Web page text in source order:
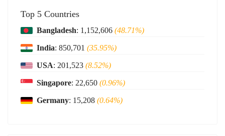
Top 5 Countries
Bangladesh: 1,152,606 (48.71%)
India: 850,701 (35.95%)
USA: 201,523 (8.52%)
Singapore: 22,650 (0.96%)
Germany: 15,208 (0.64%)